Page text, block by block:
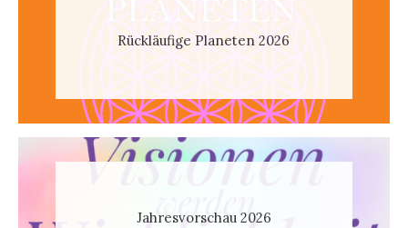
Rückläufige Planeten 2026
Jahresvorschau 2026